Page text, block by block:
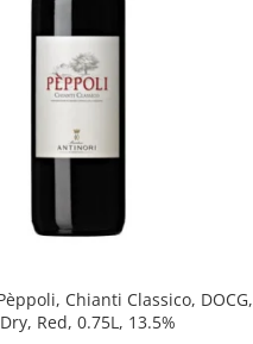
Chianti Classico, DOCG,
Dry, Red, 0.75L, 13.5%